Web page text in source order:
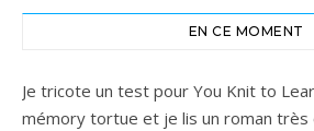
EN CE MOMENT
Je tricote un test pour You Knit to
mémory tortue et je lis un roman très